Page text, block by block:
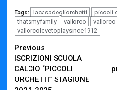
Tags: lacasadegliorchetti piccoli
thatsmyfamily
vallorco
vallorco
vallorcolovetoplaysince1912
Continue
Reading
Previous
ISCRIZIONI SCUOLA
CALCIO “PICCOLI
ORCHETTI” STAGIONE